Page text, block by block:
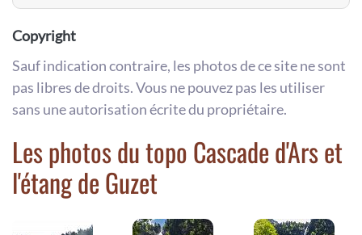
Copyright
Sauf indication contraire, les photos de ce site ne sont
pas libres de droits. Vous ne pouvez pas les utiliser
sans une autorisation écrite du propriétaire.
Les photos du topo Cascade d'Ars et
l'étang de Guzet